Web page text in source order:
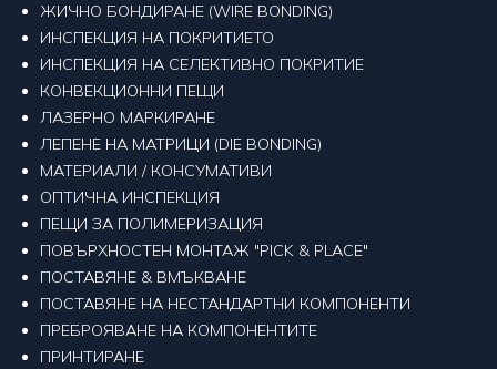
ЖИЧНО БОНДИРАНЕ (WIRE BONDING)
ИНСПЕКЦИЯ НА ПОКРИТИЕТО
ИНСПЕКЦИЯ НА СЕЛЕКТИВНО ПОКРИТИЕ
КОНВЕКЦИОННИ ПЕЩИ
ЛАЗЕРНО МАРКИРАНЕ
ЛЕПЕНЕ НА МАТРИЦИ (DIE BONDING)
МАТЕРИАЛИ / КОНСУМАТИВИ
ОПТИЧНА ИНСПЕКЦИЯ
ПЕЩИ ЗА ПОЛИМЕРИЗАЦИЯ
ПОВЪРХНОСТЕН МОНТАЖ "PICK & PLACE"
ПОСТАВЯНЕ & ВМЪКВАНЕ
ПОСТАВЯНЕ НА НЕСТАНДАРТНИ КОМПОНЕНТИ
ПРЕБРОЯВАНЕ НА КОМПОНЕНТИТЕ
ПРИНТИРАНЕ